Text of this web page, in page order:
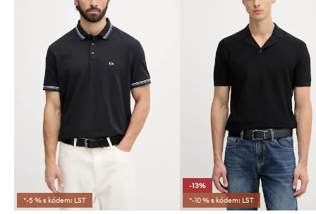
*-5 % s kódem: LST
-13%
*-10 % s kódem: LST